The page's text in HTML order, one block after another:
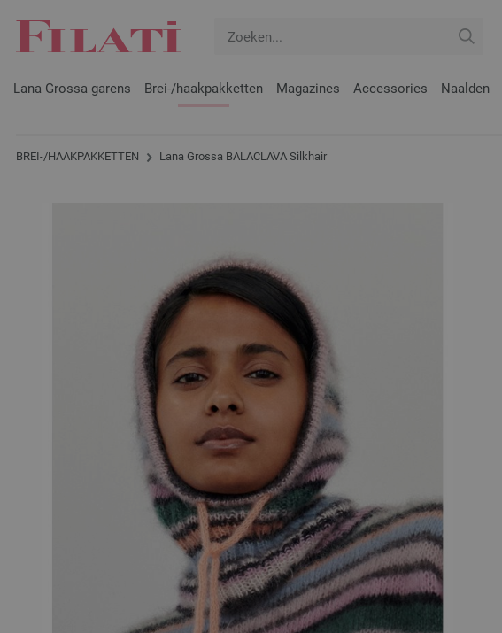
Lana Grossa garens Brei-/haakpakketten Magazines Accessories Naalden
BREI-/HAAKPAKKETTEN Lana Grossa BALACLAVA Silkhair